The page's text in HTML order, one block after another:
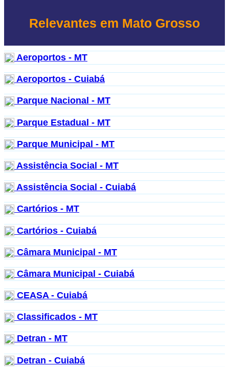
Relevantes em Mato Grosso
Aeroportos - MT
Aeroportos - Cuiabá
Parque Nacional - MT
Parque Estadual - MT
Parque Municipal - MT
Assistência Social - MT
Assistência Social - Cuiabá
Cartórios - MT
Cartórios - Cuiabá
Câmara Municipal - MT
Câmara Municipal - Cuiabá
CEASA - Cuiabá
Classificados - MT
Detran - MT
Detran - Cuiabá